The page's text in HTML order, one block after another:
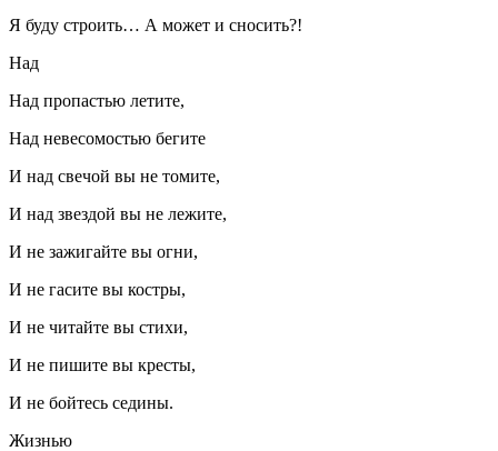
Я буду строить… А может и сносить?!
Над
Над пропастью летите,
Над невесомостью бегите
И над свечой вы не томите,
И над звездой вы не лежите,
И не зажигайте вы огни,
И не гасите вы костры,
И не читайте вы стихи,
И не пишите вы кресты,
И не бойтесь седины.
Жизнью